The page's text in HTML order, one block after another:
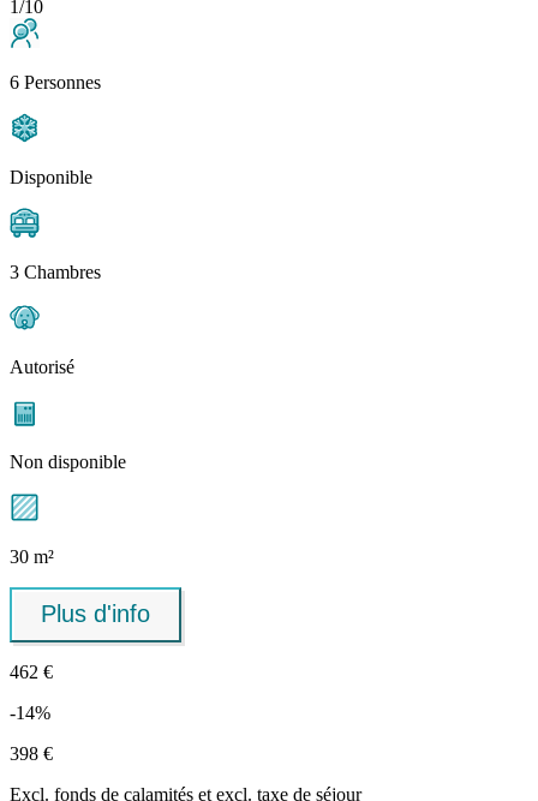
1/10
6 Personnes
Disponible
3 Chambres
Autorisé
Non disponible
30 m²
Plus d'info
462 €
-14%
398 €
Excl. fonds de calamités et excl. taxe de séjour